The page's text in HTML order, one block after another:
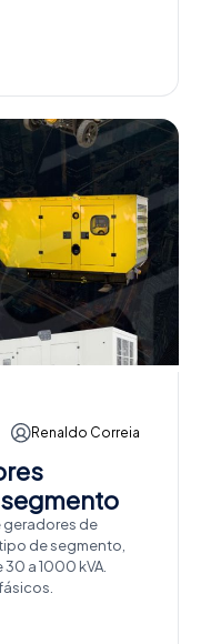
Renaldo Correia
geradores de
de segmento,
a 1000 kVA.